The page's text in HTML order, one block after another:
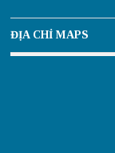
ĐỊA CHỈ MAPS